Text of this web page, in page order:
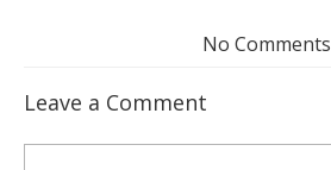
No Comments
Leave a Comment